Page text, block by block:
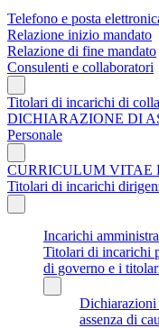
Telefono e posta
Relazione inizio mandato
Relazione di fine mandato
Consulenti e collaboratori
Titolari di incarichi di
DICHIARAZIONE DI
Personale
CURRICULUM VITAE
Titolari di incarichi
Incarichi
Titolari di incarichi
di governo e i
Dichiarazioni
assenza di